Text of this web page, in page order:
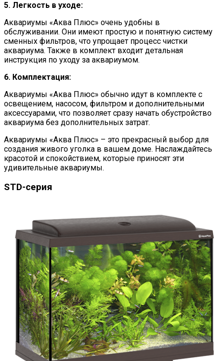
5. Легкость в уходе:
Аквариумы «Аква Плюс» очень удобны в
обслуживании. Они имеют простую и понятную систему
сменных фильтров, что упрощает процесс чистки
аквариума. Также в комплект входит детальная
инструкция по уходу за аквариумом.
6. Комплектация:
Аквариумы «Аква Плюс» обычно идут в комплекте с
освещением, насосом, фильтром и дополнительными
аксессуарами, что позволяет сразу начать обустройство
аквариума без дополнительных затрат.
Аквариумы «Аква Плюс» – это прекрасный выбор для
создания живого уголка в вашем доме. Наслаждайтесь
красотой и спокойствием, которые приносят эти
удивительные аквариумы.
STD-серия